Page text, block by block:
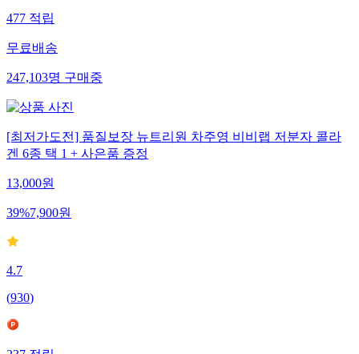
477 적립
무료배송
247,103명 구매중
[최저가도전] 품질보장 뉴트리원 차주영 비비랩 저분자 콜라
겐 6종 택 1 + 사은품 증정
13,000원
39%7,900원
4.7
(930)